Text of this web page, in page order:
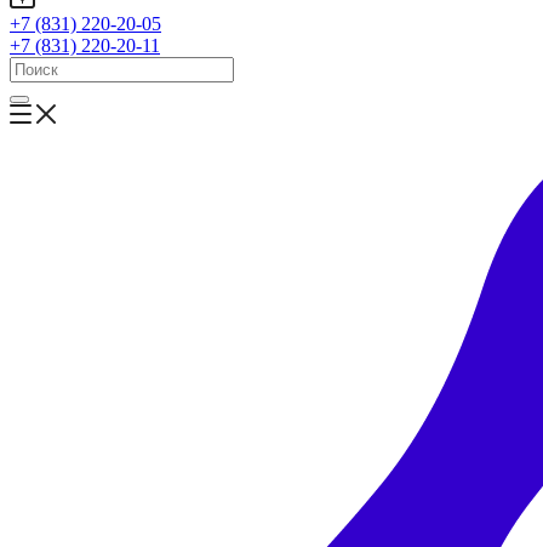
+7 (831) 220-20-05
+7 (831) 220-20-11